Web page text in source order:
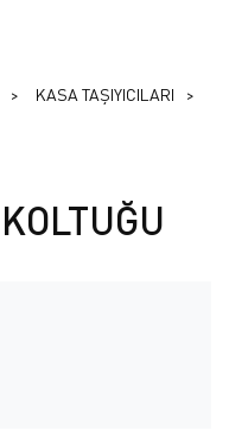
KASA TAŞIYICILARI